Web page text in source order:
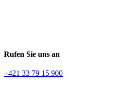
Rufen Sie uns an
+421 33 79 15 900